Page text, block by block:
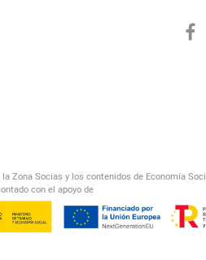
la Zona Socias y los contenidos de Economía
con el apoyo de